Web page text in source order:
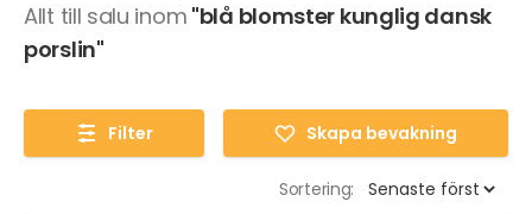
Allt till salu inom "blå blomster kunglig dansk
porslin"
Filter Skapa bevakning
Sortering: